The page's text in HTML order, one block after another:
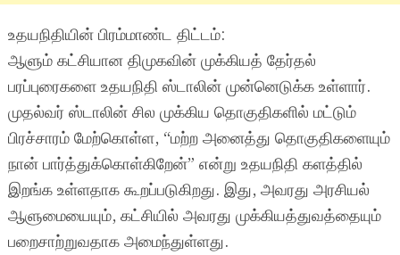
உதயநிதியின் பிரம்மாண்ட திட்டம்:
ஆளும் கட்சியான திமுகவின் முக்கியத் தேர்தல்
பரப்புரைகளை உதயநிதி ஸ்டாலின் முன்னெடுக்க உள்ளார்.
முதல்வர் ஸ்டாலின் சில முக்கிய தொகுதிகளில் மட்டும்
பிரச்சாரம் மேற்கொள்ள, “மற்ற அனைத்து தொகுதிகளையும்
நான் பார்த்துக்கொள்கிறேன்” என்று உதயநிதி களத்தில்
இறங்க உள்ளதாக கூறப்படுகிறது. இது, அவரது அரசியல்
ஆளுமையையும், கட்சியில் அவரது முக்கியத்துவத்தையும்
பறைசாற்றுவதாக அமைந்துள்ளது.